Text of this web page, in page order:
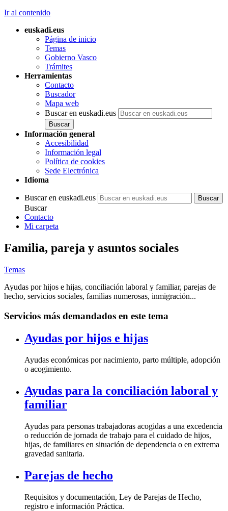
Ir al contenido
euskadi.eus
Página de inicio
Temas
Gobierno Vasco
Trámites
Herramientas
Contacto
Buscador
Mapa web
Buscar en euskadi.eus
Información general
Accesibilidad
Información legal
Política de cookies
Sede Electrónica
Idioma
Buscar en euskadi.eus
Buscar
Contacto
Mi carpeta
Familia, pareja y asuntos sociales
Temas
Ayudas por hijos e hijas, conciliación laboral y familiar, parejas de
hecho, servicios sociales, familias numerosas, inmigración...
Servicios más demandados en este tema
Ayudas por hijos e hijas
Ayudas económicas por nacimiento, parto múltiple, adopción
o acogimiento.
Ayudas para la conciliación laboral y
familiar
Ayudas para personas trabajadoras acogidas a una excedencia
o reducción de jornada de trabajo para el cuidado de hijos,
hijas, de familiares en situación de dependencia o en extrema
gravedad sanitaria.
Parejas de hecho
Requisitos y documentación, Ley de Parejas de Hecho,
registro e información Práctica.